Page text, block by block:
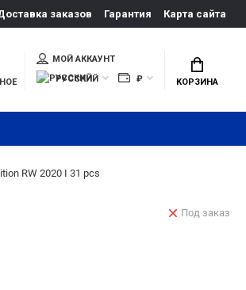
заказов Гарантия Карта сайта
МОЙ АККАУНТ
РУССКИЙ
₽ КОРЗИНА
RW 2020 I 31 pcs
Под заказ